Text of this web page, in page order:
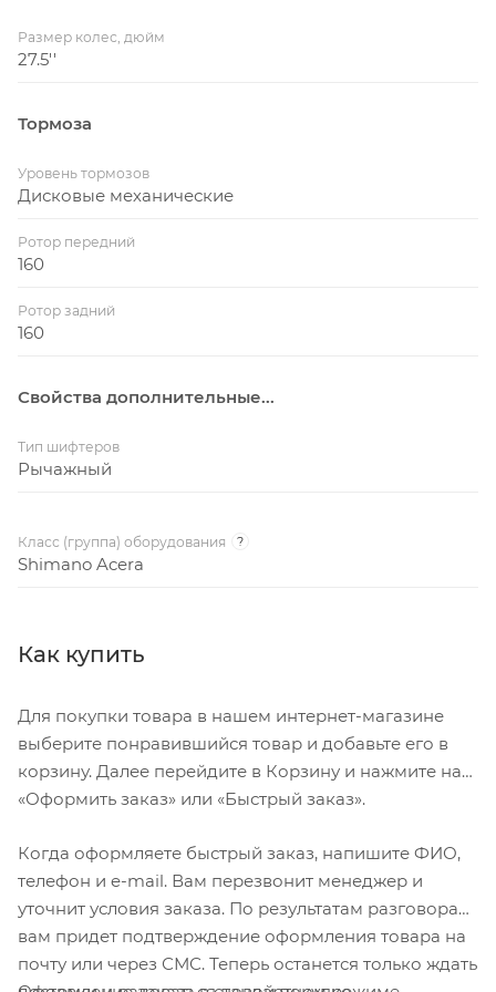
Размер колес, дюйм
27.5''
Тормоза
Уровень тормозов
Дисковые механические
Ротор передний
160
Ротор задний
160
Свойства дополнительные...
Тип шифтеров
Рычажный
Класс (группа) оборудования ?
Shimano Acera
Как купить
Для покупки товара в нашем интернет-магазине
выберите понравившийся товар и добавьте его в
корзину. Далее перейдите в Корзину и нажмите на
«Оформить заказ» или «Быстрый заказ».
Когда оформляете быстрый заказ, напишите ФИО,
телефон и e-mail. Вам перезвонит менеджер и
уточнит условия заказа. По результатам разговора
вам придет подтверждение оформления товара на
почту или через СМС. Теперь останется только ждать